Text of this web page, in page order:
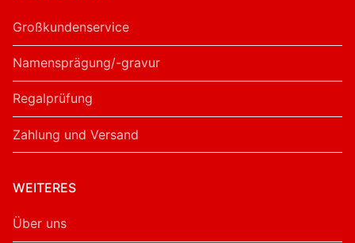
Großkundenservice
Namensprägung/-gravur
Regalprüfung
Zahlung und Versand
WEITERES
Über uns